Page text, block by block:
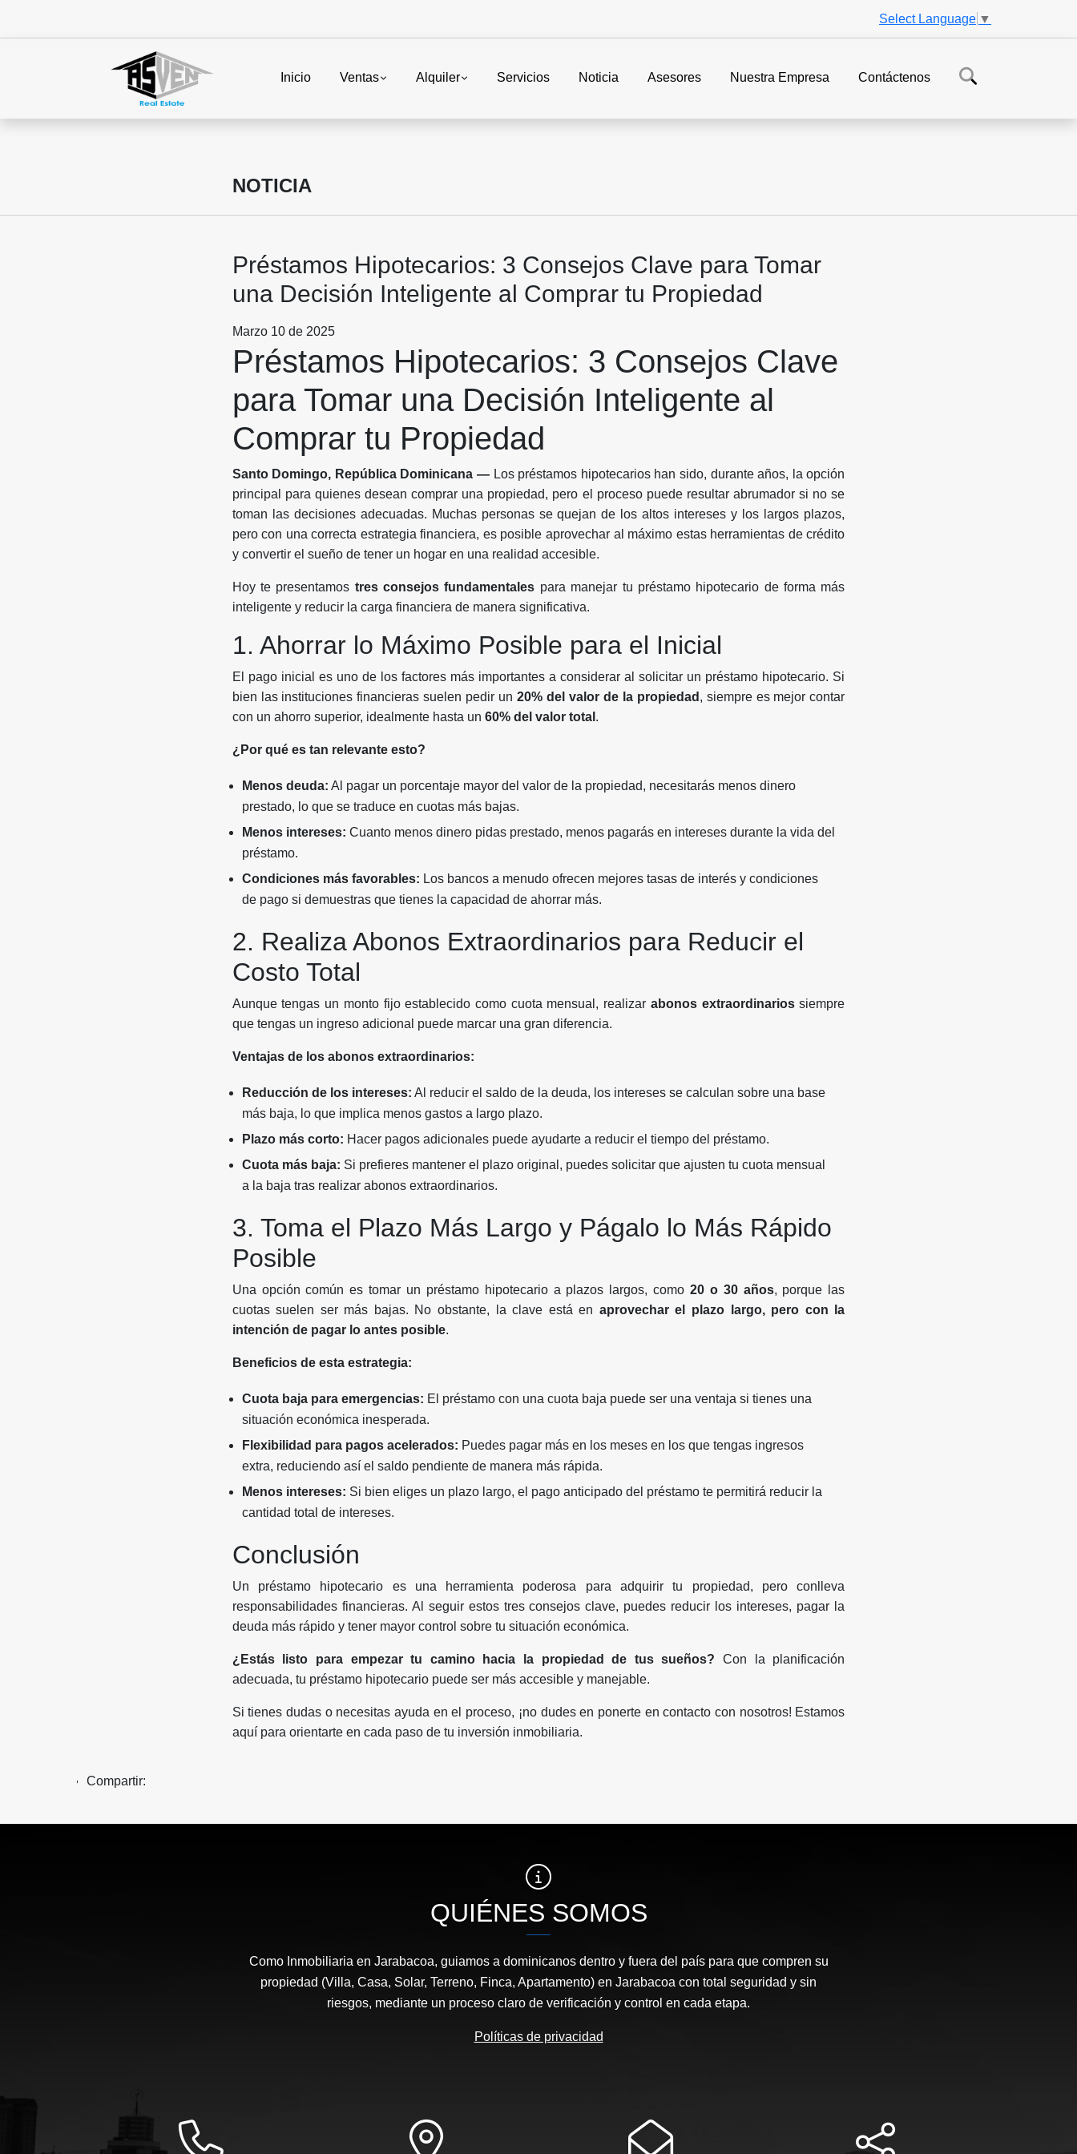
Select Language ▼
Inicio Ventas Alquiler Servicios Noticia Asesores Nuestra Empresa Contáctenos
NOTICIA
Préstamos Hipotecarios: 3 Consejos Clave para Tomar
una Decisión Inteligente al Comprar tu Propiedad
Marzo 10 de 2025
Préstamos Hipotecarios: 3 Consejos Clave
para Tomar una Decisión Inteligente al
Comprar tu Propiedad
Santo Domingo, República Dominicana — Los préstamos hipotecarios han sido, durante años, la opción
principal para quienes desean comprar una propiedad, pero el proceso puede resultar abrumador si no se
toman las decisiones adecuadas. Muchas personas se quejan de los altos intereses y los largos plazos,
pero con una correcta estrategia financiera, es posible aprovechar al máximo estas herramientas de crédito
y convertir el sueño de tener un hogar en una realidad accesible.
Hoy te presentamos tres consejos fundamentales para manejar tu préstamo hipotecario de forma más
inteligente y reducir la carga financiera de manera significativa.
1. Ahorrar lo Máximo Posible para el Inicial
El pago inicial es uno de los factores más importantes a considerar al solicitar un préstamo hipotecario. Si
bien las instituciones financieras suelen pedir un20% del valor de la propiedad , siempre es mejor contar
con un ahorro superior, idealmente hasta un 60% del valor total .
¿Por qué es tan relevante esto?
Menos deuda: Al pagar un porcentaje mayor del valor de la propiedad, necesitarás menos dinero
prestado, lo que se traduce en cuotas más bajas.
Menos intereses: Cuanto menos dinero pidas prestado, menos pagarás en intereses durante la vida del
préstamo.
Condiciones más favorables: Los bancos a menudo ofrecen mejores tasas de interés y condiciones
de pago si demuestras que tienes la capacidad de ahorrar más.
2. Realiza Abonos Extraordinarios para Reducir el
Costo Total
Aunque tengas un monto fijo establecido como cuota mensual, realizar abonos extraordinariossiempre
que tengas un ingreso adicional puede marcar una gran diferencia.
Ventajas de los abonos extraordinarios:
Reducción de los intereses: Al reducir el saldo de la deuda, los intereses se calculan sobre una base
más baja, lo que implica menos gastos a largo plazo.
Plazo más corto: Hacer pagos adicionales puede ayudarte a reducir el tiempo del préstamo.
Cuota más baja: Si prefieres mantener el plazo original, puedes solicitar que ajusten tu cuota mensual
a la baja tras realizar abonos extraordinarios.
3. Toma el Plazo Más Largo y Págalo lo Más Rápido
Posible
Una opción común es tomar un préstamo hipotecario a plazos largos, como20 o 30 años, porque las
cuotas suelen ser más bajas. No obstante, la clave está en aprovechar el plazo largo, pero con la
intención de pagar lo antes posible.
Beneficios de esta estrategia:
Cuota baja para emergencias: El préstamo con una cuota baja puede ser una ventaja si tienes una
situación económica inesperada.
Flexibilidad para pagos acelerados: Puedes pagar más en los meses en los que tengas ingresos
extra, reduciendo así el saldo pendiente de manera más rápida.
Menos intereses: Si bien eliges un plazo largo, el pago anticipado del préstamo te permitirá reducir la
cantidad total de intereses.
Conclusión
Un préstamo hipotecario es una herramienta poderosa para adquirir tu propiedad, pero conlleva
responsabilidades financieras. Al seguir estos tres consejos clave, puedes reducir los intereses, pagar la
deuda más rápido y tener mayor control sobre tu situación económica.
¿Estás listo para empezar tu camino hacia la propiedad de tus sueños? Con la planificación
adecuada, tu préstamo hipotecario puede ser más accesible y manejable.
Si tienes dudas o necesitas ayuda en el proceso, ¡no dudes en ponerte en contacto con nosotros! Estamos
aquí para orientarte en cada paso de tu inversión inmobiliaria.
Compartir:
QUIÉNES SOMOS
Como Inmobiliaria en Jarabacoa, guiamos a dominicanos dentro y fuera del país para que compren su
propiedad (Villa, Casa, Solar, Terreno, Finca, Apartamento) en Jarabacoa con total seguridad y sin
riesgos, mediante un proceso claro de verificación y control en cada etapa.
Políticas de privacidad